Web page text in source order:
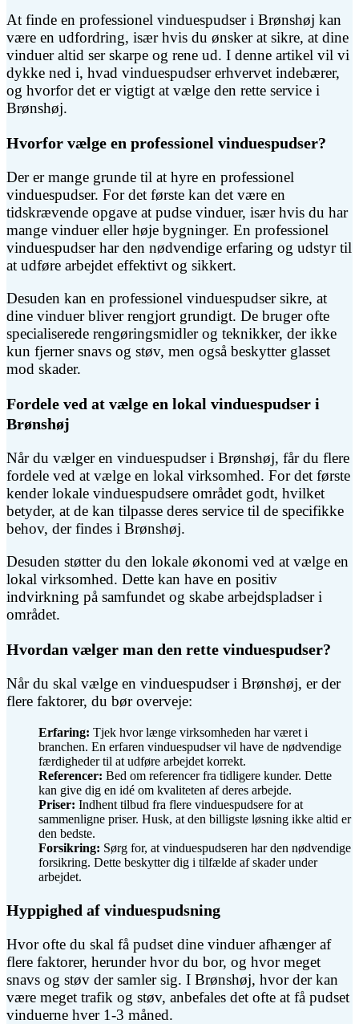
At finde en professionel vinduespudser i Brønshøj kan
være en udfordring, især hvis du ønsker at sikre, at dine
vinduer altid ser skarpe og rene ud. I denne artikel vil vi
dykke ned i, hvad vinduespudser erhvervet indebærer,
og hvorfor det er vigtigt at vælge den rette service i
Brønshøj.
Hvorfor vælge en professionel vinduespudser?
Der er mange grunde til at hyre en professionel
vinduespudser. For det første kan det være en
tidskrævende opgave at pudse vinduer, især hvis du har
mange vinduer eller høje bygninger. En professionel
vinduespudser har den nødvendige erfaring og udstyr til
at udføre arbejdet effektivt og sikkert.
Desuden kan en professionel vinduespudser sikre, at
dine vinduer bliver rengjort grundigt. De bruger ofte
specialiserede rengøringsmidler og teknikker, der ikke
kun fjerner snavs og støv, men også beskytter glasset
mod skader.
Fordele ved at vælge en lokal vinduespudser i
Brønshøj
Når du vælger en vinduespudser i Brønshøj, får du flere
fordele ved at vælge en lokal virksomhed. For det første
kender lokale vinduespudsere området godt, hvilket
betyder, at de kan tilpasse deres service til de specifikke
behov, der findes i Brønshøj.
Desuden støtter du den lokale økonomi ved at vælge en
lokal virksomhed. Dette kan have en positiv
indvirkning på samfundet og skabe arbejdspladser i
området.
Hvordan vælger man den rette vinduespudser?
Når du skal vælge en vinduespudser i Brønshøj, er der
flere faktorer, du bør overveje:
Erfaring: Tjek hvor længe virksomheden har været i
branchen. En erfaren vinduespudser vil have de nødvendige
færdigheder til at udføre arbejdet korrekt.
Referencer: Bed om referencer fra tidligere kunder. Dette
kan give dig en idé om kvaliteten af deres arbejde.
Priser: Indhent tilbud fra flere vinduespudsere for at
sammenligne priser. Husk, at den billigste løsning ikke altid er
den bedste.
Forsikring: Sørg for, at vinduespudseren har den nødvendige
forsikring. Dette beskytter dig i tilfælde af skader under
arbejdet.
Hyppighed af vinduespudsning
Hvor ofte du skal få pudset dine vinduer afhænger af
flere faktorer, herunder hvor du bor, og hvor meget
snavs og støv der samler sig. I Brønshøj, hvor der kan
være meget trafik og støv, anbefales det ofte at få pudset
vinduerne hver 1-3 måned.